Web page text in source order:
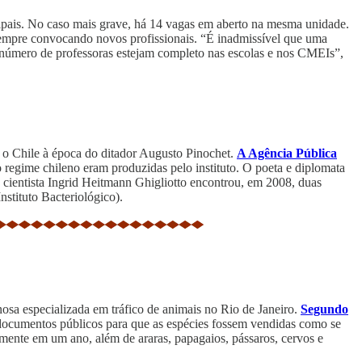
No caso mais grave, há 14 vagas em aberto na mesma unidade.
convocando novos profissionais. “É inadmissível que uma
de professoras estejam completo nas escolas e nos CMEIs”,
Chile à época do ditador Augusto Pinochet. A Agência Pública
chileno eram produzidas pelo instituto. O poeta e diplomata
Ingrid Heitmann Ghigliotto encontrou, em 2008, duas
Bacteriológico).
especializada em tráfico de animais no Rio de Janeiro. Segundo
públicos para que as espécies fossem vendidas como se
em um ano, além de araras, papagaios, pássaros, cervos e